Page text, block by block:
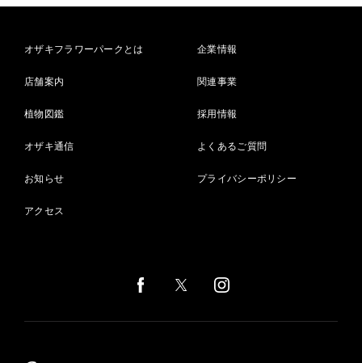
オザキフラワーパークとは
店舗案内
植物図鑑
オザキ通信
お知らせ
アクセス
企業情報
関連事業
採用情報
よくあるご質問
プライバシーポリシー